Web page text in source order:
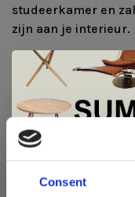
Consent
studeerkamer en
zijn aan je interieur.
Coesel biedt
van indeling, kleur
laat u informeren!
Afmetingen: b920 x
onderstel inclusief
Kleuren :
De Summer